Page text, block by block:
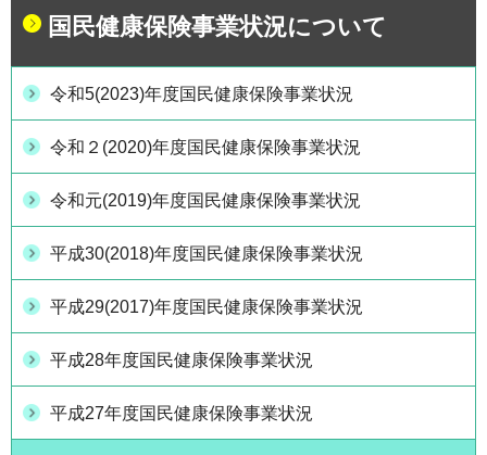
国民健康保険事業状況について
令和5(2023)年度国民健康保険事業状況
令和２(2020)年度国民健康保険事業状況
令和元(2019)年度国民健康保険事業状況
平成30(2018)年度国民健康保険事業状況
平成29(2017)年度国民健康保険事業状況
平成28年度国民健康保険事業状況
平成27年度国民健康保険事業状況